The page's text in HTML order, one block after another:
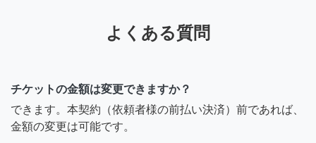
よくある質問
チケットの金額は変更できますか？
できます。本契約（依頼者様の前払い決済）前であれば、
金額の変更は可能です。